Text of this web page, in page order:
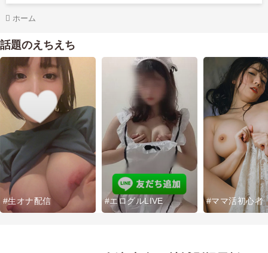
ホーム
話題のえちえち
#生オナ配信 #エログルLIVE #ママ活初心者